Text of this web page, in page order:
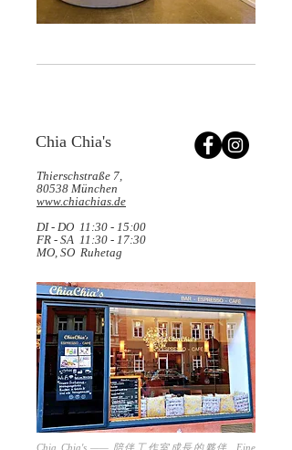
Chia Chia's
Thierschstraße 7,
80538 München
www.chiachias.de
DI - DO 11:30 - 15:00
FR - SA 11:30 - 17:30
MO, SO Ruhetag
Chia Chia's —— 陪伴工作室成長的夥伴 Eine